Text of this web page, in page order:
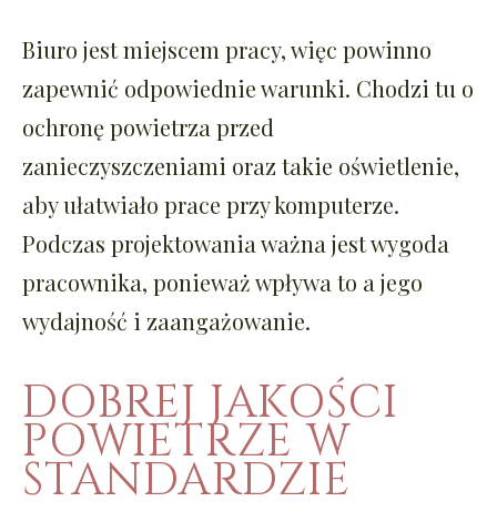
Biuro jest miejscem pracy, więc powinno
zapewnić odpowiednie warunki. Chodzi tu o
ochronę powietrza przed
zanieczyszczeniami oraz takie oświetlenie,
aby ułatwiało prace przy komputerze.
Podczas projektowania ważna jest wygoda
pracownika, ponieważ wpływa to a jego
wydajność i zaangażowanie.
DOBREJ JAKOŚCI
POWIETRZE W
STANDARDZIE